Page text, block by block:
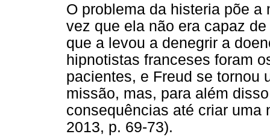
O problema da histeria põe
vez que ela não era capaz
que a levou a denegrir a
hipnotistas franceses foram
pacientes, e Freud se tornou
missão, mas, para além
consequências até criar uma
2013, p. 69-73).